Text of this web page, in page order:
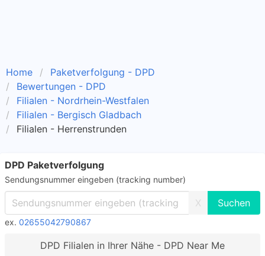
Home
Paketverfolgung - DPD
Bewertungen - DPD
Filialen - Nordrhein-Westfalen
Filialen - Bergisch Gladbach
Filialen - Herrenstrunden
DPD Paketverfolgung
Sendungsnummer eingeben (tracking number)
X
ex. 02655042790867
DPD Filialen in Ihrer Nähe - DPD Near Me